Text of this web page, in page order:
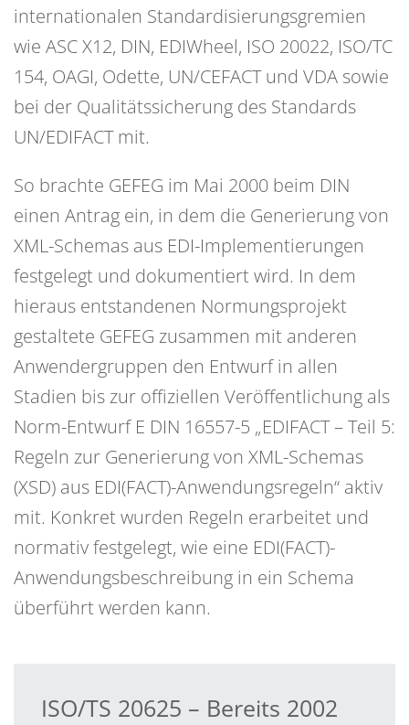
internationalen Standardisierungsgremien
wie ASC X12, DIN, EDIWheel, ISO 20022, ISO/TC
154, OAGI, Odette, UN/CEFACT und VDA sowie
bei der Qualitätssicherung des Standards
UN/EDIFACT mit.
So brachte GEFEG im Mai 2000 beim DIN
einen Antrag ein, in dem die Generierung von
XML-Schemas aus EDI-Implementierungen
festgelegt und dokumentiert wird. In dem
hieraus entstandenen Normungsprojekt
gestaltete GEFEG zusammen mit anderen
Anwendergruppen den Entwurf in allen
Stadien bis zur offiziellen Veröffentlichung als
Norm-Entwurf E DIN 16557-5 „EDIFACT – Teil 5:
Regeln zur Generierung von XML-Schemas
(XSD) aus EDI(FACT)-Anwendungsregeln“ aktiv
mit. Konkret wurden Regeln erarbeitet und
normativ festgelegt, wie eine EDI(FACT)-
Anwendungsbeschreibung in ein Schema
überführt werden kann.
ISO/TS 20625 – Bereits 2002